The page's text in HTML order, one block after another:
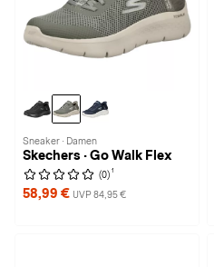
Sneaker · Damen
Skechers · Go Walk Flex
(0) 1
58,99 € UVP 84,95 €